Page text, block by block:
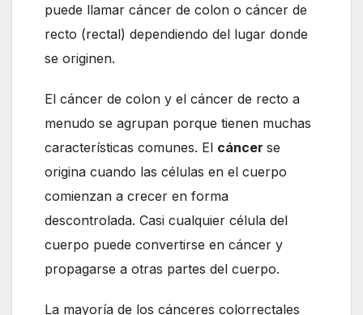
puede llamar cáncer de colon o cáncer de
recto (rectal) dependiendo del lugar donde
se originen.
El cáncer de colon y el cáncer de recto a
menudo se agrupan porque tienen muchas
características comunes. El cáncer se
origina cuando las células en el cuerpo
comienzan a crecer en forma
descontrolada. Casi cualquier célula del
cuerpo puede convertirse en cáncer y
propagarse a otras partes del cuerpo.
La mayoría de los cánceres colorrectales